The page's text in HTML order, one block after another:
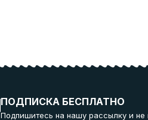
ПОДПИСКА БЕСПЛАТНО
Подпишитесь на нашу рассылку и